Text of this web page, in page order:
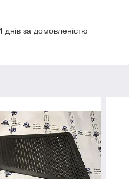
за домовленістю